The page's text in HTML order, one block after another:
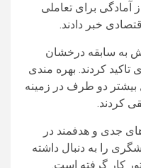
آمادگی برای تعاملی
خبر دادند.
به سابقه درخشان
کردند. بهره مندی
بیشتر دو طرف در زمینه
کردند.
جدى و هدفمند در
را به دنبال داشته
کار گرفته است.